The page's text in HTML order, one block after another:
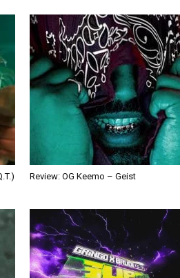
Review: OG Keemo – Geist